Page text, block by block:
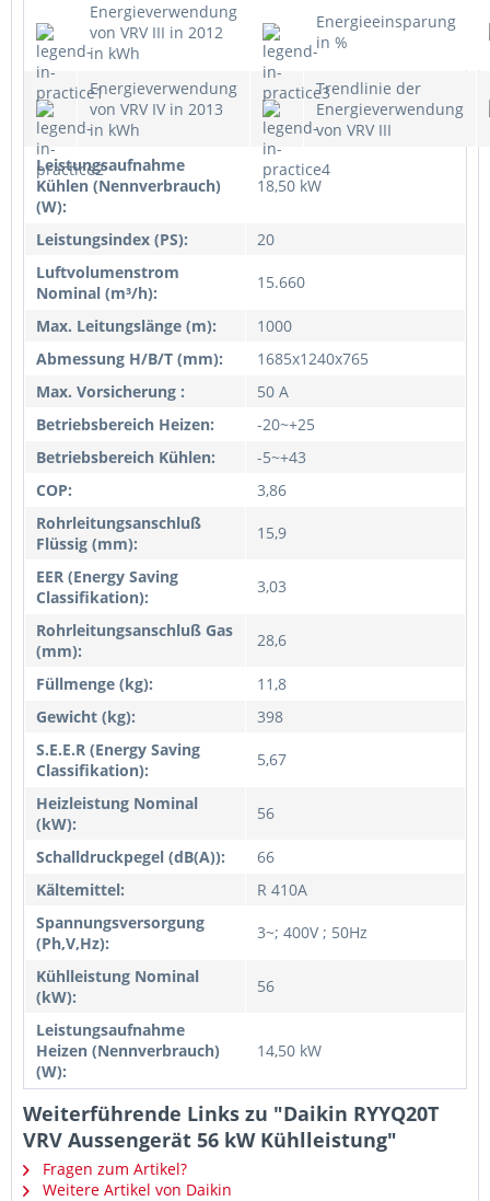
Energieverwendung
von VRV III in 2012
in kWh
Energieeinsparung
in %
Energieverwendung
von VRV IV in 2013
in kWh
Trendlinie der
Energieverwendung
von VRV III
Leistungsaufnahme
Kühlen (Nennverbrauch)
(W):
18,50 kW
Leistungsindex (PS):
20
Luftvolumenstrom
Nominal (m³/h):
15.660
Max. Leitungslänge (m):
1000
Abmessung H/B/T (mm):
1685x1240x765
Max. Vorsicherung :
50 A
Betriebsbereich Heizen:
-20~+25
Betriebsbereich Kühlen:
-5~+43
COP:
3,86
Rohrleitungsanschluß
Flüssig (mm):
15,9
EER (Energy Saving
Classifikation):
3,03
Rohrleitungsanschluß Gas
(mm):
28,6
Füllmenge (kg):
11,8
Gewicht (kg):
398
S.E.E.R (Energy Saving
Classifikation):
5,67
Heizleistung Nominal
(kW):
56
Schalldruckpegel (dB(A)):
66
Kältemittel:
R 410A
Spannungsversorgung
(Ph,V,Hz):
3~; 400V ; 50Hz
Kühlleistung Nominal
(kW):
56
Leistungsaufnahme
Heizen (Nennverbrauch)
(W):
14,50 kW
Weiterführende Links zu "Daikin RYYQ20T
VRV Aussengerät 56 kW Kühlleistung"
Fragen zum Artikel?
Weitere Artikel von Daikin